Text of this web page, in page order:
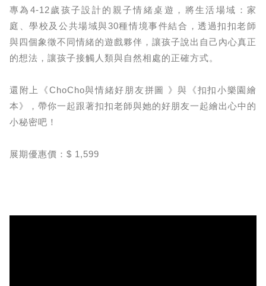
專為4-12歲孩子設計的親子情緒桌遊，將生活場域：家
庭、學校及公共場域與30種情境事件結合，透過扣扣老師
與四個象徵不同情緒的遊戲夥伴，讓孩子說出自己內心真正
的想法，讓孩子接觸人類與自然相處的正確方式。
還附上《ChoCho與情緒好朋友拼圖 》與《扣扣小樂園繪
本》，帶你一起跟著扣扣老師與她的好朋友一起繪出心中的
小秘密吧！
展期優惠價：$ 1,599